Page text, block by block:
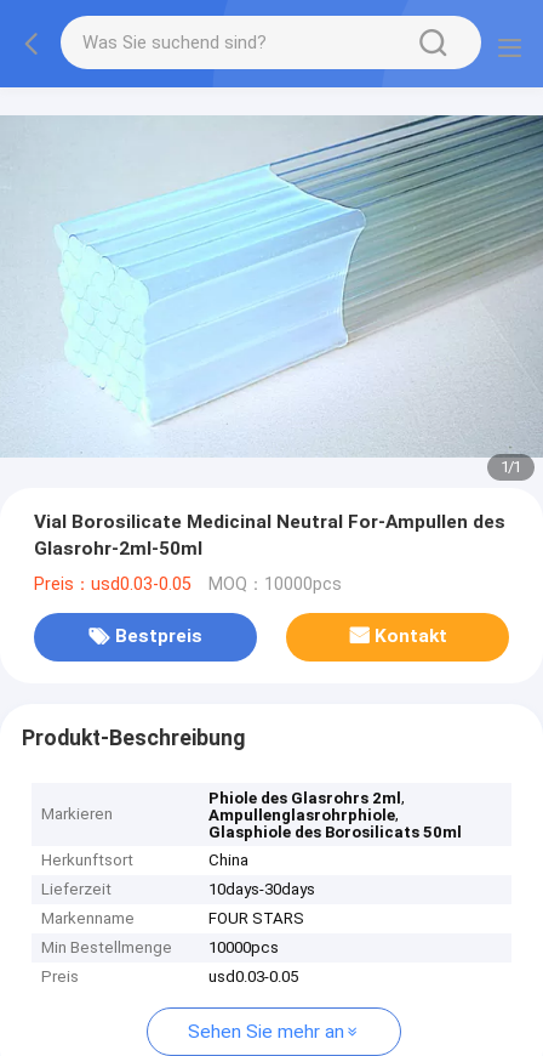
1/1
Vial Borosilicate Medicinal Neutral For-Ampullen des
Glasrohr-2ml-50ml
Preis：usd0.03-0.05 MOQ：10000pcs
Bestpreis Kontakt
Produkt-Beschreibung
Markieren
Phiole des Glasrohrs 2ml,
Ampullenglasrohrphiole,
Glasphiole des Borosilicats 50ml
Herkunftsort
China
Lieferzeit
10days-30days
Markenname
FOUR STARS
Min Bestellmenge
10000pcs
Preis
usd0.03-0.05
Sehen Sie mehr an